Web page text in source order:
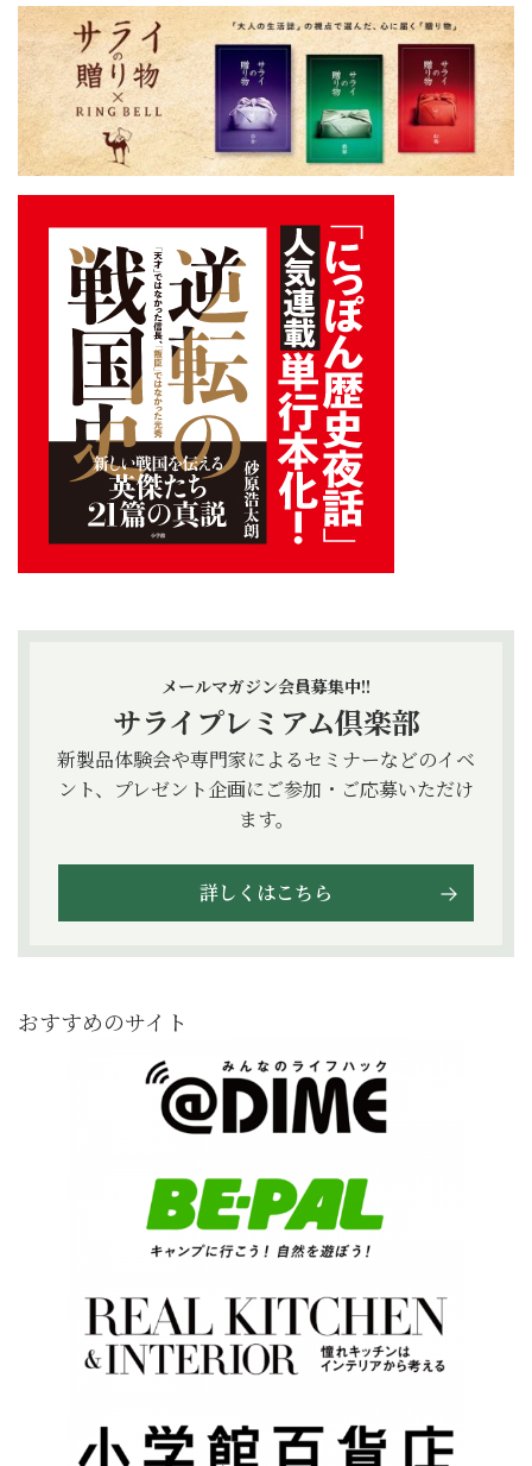
メールマガジン会員募集中!!
サライプレミアム倶楽部
新製品体験会や専門家によるセミナーなどのイベ
ント、プレゼント企画にご参加・ご応募いただけ
ます。
詳しくはこちら
おすすめのサイト